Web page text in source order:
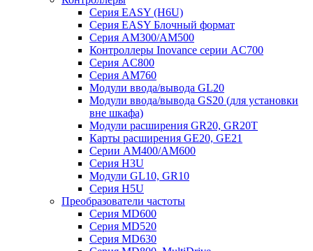
Серия EASY (H6U)
Серия EASY Блочный формат
Серия AM300/AM500
Контроллеры Inovance серии AC700
Серия AC800
Серия AM760
Модули ввода/вывода GL20
Модули ввода/вывода GS20 (для установки
вне шкафа)
Модули расширения GR20, GR20T
Карты расширения GE20, GE21
Серии AM400/AM600
Серия H3U
Модули GL10, GR10
Серия H5U
Преобразователи частоты
Серия MD600
Серия MD520
Серия MD630